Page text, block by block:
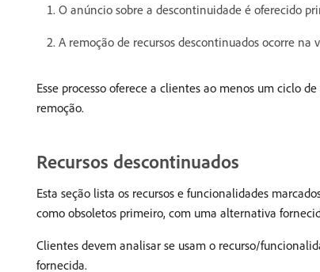
O anúncio sobre a descontinuidade é oferecido
A remoção de recursos descontinuados ocorre
Esse processo oferece a clientes ao menos um ciclo
remoção.
Recursos descontinuados
Esta seção lista os recursos e funcionalidades
como obsoletos primeiro, com uma alternativa
Clientes devem analisar se usam o recurso/
fornecida.